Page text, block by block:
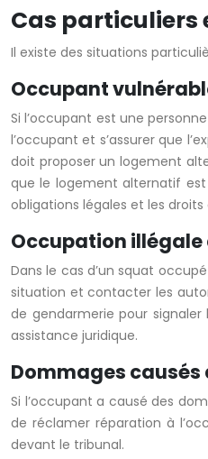
Cas
Il existe des situations
Occupant
Si l’occupant est une
l’occupant et s’assurer que
doit proposer un logement
que le logement alternatif est
obligations légales et les droits
Occupation
Dans le cas d’un squat
situation et contacter les
de gendarmerie pour
assistance juridique.
Dommages
Si l’occupant a causé des
de réclamer réparation à
devant le tribunal.